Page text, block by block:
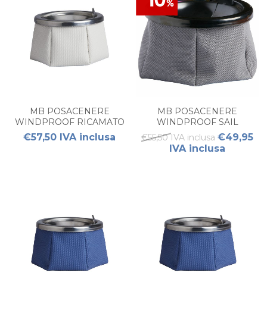
MB POSACENERE
WINDPROOF RICAMATO
GREY
€57,50 IVA inclusa
MB POSACENERE
WINDPROOF SAIL
MARENGO (1PZ)
€55,50 IVA inclusa €49,95
IVA inclusa